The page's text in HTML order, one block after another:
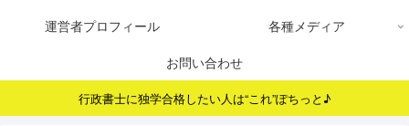
運営者プロフィール
各種メディア
お問い合わせ
行政書士に独学合格したい人は“これ”ぽちっと♪